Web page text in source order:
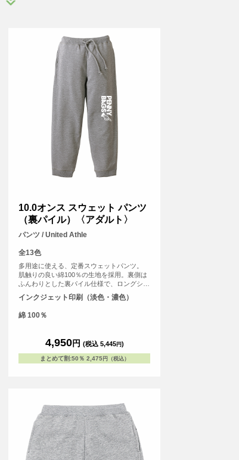
10.0オンス スウェット パンツ
（裏パイル）〈アダルト〉
パンツ / United Athle
全13色
多用途に使える、定番スウェットパンツ。
肌触りの良い綿100％の生地を採用。裏側は
ふんわりとした裏パイル仕様で、ロングシー
ズン快適に着用いただける素材です。ウエス
ト部分は調節可能な丸ひも仕様で、体型に合
わせて快適なフィット感を得られます。裾口
はリブ仕様となっており、足元をすっきりと
用による型崩れを防ぎ、長く愛用できる丈夫
な作りとなっています。スポーツ時やリラッ
クスタイムなど、どのシーンでも活躍しま
インクジェット印刷（淡色・濃色）
綿 100％
4,950円 (税込 5,445円)
まとめて割:50％ 2,475円（税込）